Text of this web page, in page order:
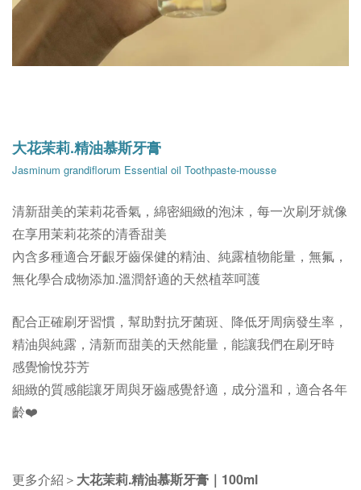
大花茉莉.精油慕斯牙膏
Jasminum grandiflorum Essential oil Toothpaste-mousse
清新甜美的茉莉花香氣，綿密細緻的泡沫， 每一次刷牙就像
在享用茉莉花茶的清香甜美
內含多種適合牙齦牙齒保健的精油、純露植物能量， 無氟，
無化學合成物添加.溫潤舒適的天然植萃呵護
配合正確刷牙習慣，幫助對抗牙菌斑、降低牙周病發生率，
精油與純露，清新而甜美的天然能量， 能讓我們在刷牙時
感覺愉悅芬芳
細緻的質感能讓牙周與牙齒感覺舒適， 成分溫和，適合各年
齡❤️
更多介紹＞ 大花茉莉.精油慕斯牙膏｜100ml